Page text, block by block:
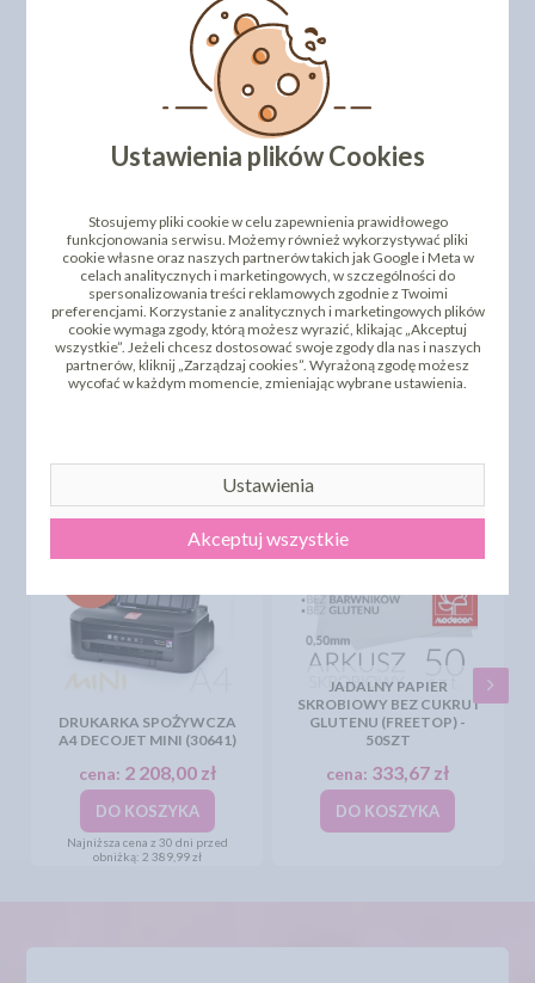
DODAJ SWOJĄ OPINIĘ
INNI KLIENCI KUPILI TEŻ
DRUKARKA SPOŻYWCZA
A4 DECOJET MINI (30641)
cena: 2 208,00 zł
DO KOSZYKA
Najniższa cena z 30 dni przed
obniżką: 2 389,99 zł
JADALNY PAPIER
SKROBIOWY BEZ CUKRU I
GLUTENU (FREETOP) -
50SZT
cena: 333,67 zł
DO KOSZYKA
Ustawienia plików Cookies
Stosujemy pliki cookie w celu zapewnienia prawidłowego
funkcjonowania serwisu. Możemy również wykorzystywać pliki
cookie własne oraz naszych partnerów takich jak Google i Meta w
celach analitycznych i marketingowych, w szczególności do
spersonalizowania treści reklamowych zgodnie z Twoimi
preferencjami. Korzystanie z analitycznych i marketingowych plików
cookie wymaga zgody, którą możesz wyrazić, klikając „Akceptuj
wszystkie”. Jeżeli chcesz dostosować swoje zgody dla nas i naszych
partnerów, kliknij „Zarządzaj cookies”. Wyrażoną zgodę możesz
wycofać w każdym momencie, zmieniając wybrane ustawienia.
Ustawienia
Akceptuj wszystkie